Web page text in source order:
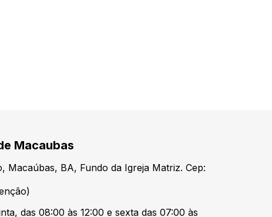
Macaubas
Macaúbas, BA, Fundo da Igreja Matriz. Cep:
das 08:00 às 12:00 e sexta das 07:00 às